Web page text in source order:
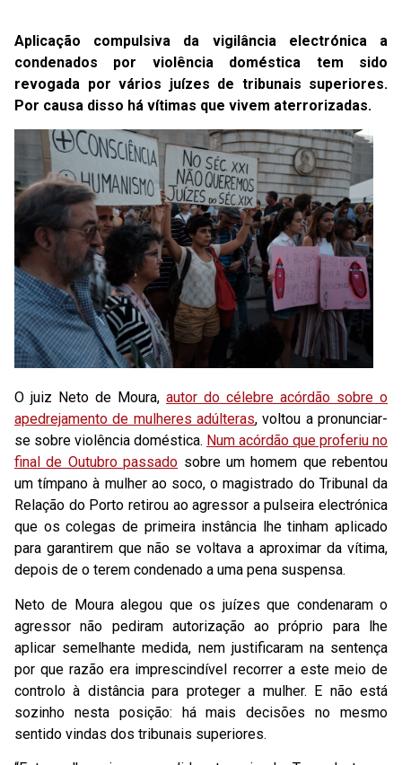
Aplicação compulsiva da vigilância electrónica a
condenados por violência doméstica tem sido
revogada por vários juízes de tribunais superiores.
Por causa disso há vítimas que vivem aterrorizadas.
O juiz Neto de Moura, autor do célebre acórdão sobre o
apedrejamento de mulheres adúlteras, voltou a pronunciar-
se sobre violência doméstica. Num acórdão que proferiu no
final de Outubro passado sobre um homem que rebentou
um tímpano à mulher ao soco, o magistrado do Tribunal da
Relação do Porto retirou ao agressor a pulseira electrónica
que os colegas de primeira instância lhe tinham aplicado
para garantirem que não se voltava a aproximar da vítima,
depois de o terem condenado a uma pena suspensa.
Neto de Moura alegou que os juízes que condenaram o
agressor não pediram autorização ao próprio para lhe
aplicar semelhante medida, nem justificaram na sentença
por que razão era imprescindível recorrer a este meio de
controlo à distância para proteger a mulher. E não está
sozinho nesta posição: há mais decisões no mesmo
sentido vindas dos tribunais superiores.